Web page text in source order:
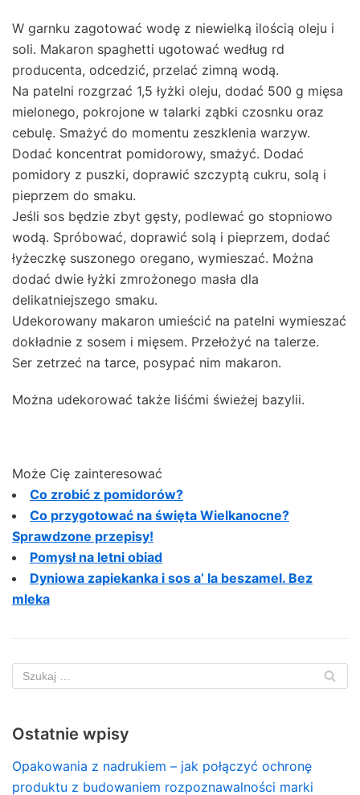
W garnku zagotować wodę z niewielką ilością oleju i
soli. Makaron spaghetti ugotować według rd
producenta, odcedzić, przelać zimną wodą.
Na patelni rozgrzać 1,5 łyżki oleju, dodać 500 g mięsa
mielonego, pokrojone w talarki ząbki czosnku oraz
cebulę. Smażyć do momentu zeszklenia warzyw.
Dodać koncentrat pomidorowy, smażyć. Dodać
pomidory z puszki, doprawić szczyptą cukru, solą i
pieprzem do smaku.
Jeśli sos będzie zbyt gęsty, podlewać go stopniowo
wodą. Spróbować, doprawić solą i pieprzem, dodać
łyżeczkę suszonego oregano, wymieszać. Można
dodać dwie łyżki zmrożonego masła dla
delikatniejszego smaku.
Udekorowany makaron umieścić na patelni wymieszać
dokładnie z sosem i mięsem. Przełożyć na talerze.
Ser zetrzeć na tarce, posypać nim makaron.
Można udekorować także liśćmi świeżej bazylii.
Może Cię zainteresować
Co zrobić z pomidorów?
Co przygotować na święta Wielkanocne?
Sprawdzone przepisy!
Pomysł na letni obiad
Dyniowa zapiekanka i sos a’ la beszamel. Bez
mleka
Ostatnie wpisy
Opakowania z nadrukiem – jak połączyć ochronę
produktu z budowaniem rozpoznawalności marki